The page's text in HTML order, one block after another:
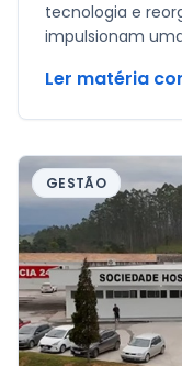
tecnologia e
impulsionam
Ler matéria
GESTÃO